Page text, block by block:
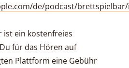
de/podcast/brettspielbar/
ist ein kostenfreies
für das Hören auf
Plattform eine Gebühr